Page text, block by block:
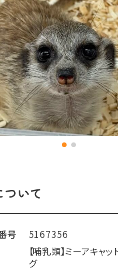
いて
号
5167356
【哺乳類】ミーアキャッ
グ